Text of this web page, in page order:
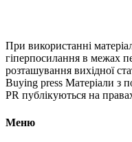
При використанні
гіперпосилання в межах
розташування вихідної
Buying press Матеріали з
PR публікуються на
Меню